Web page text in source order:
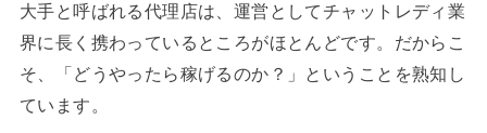
大手と呼ばれる代理店は、運営としてチャットレディ業
界に長く携わっているところがほとんどです。だからこ
そ、「どうやったら稼げるのか？」ということを熟知し
ています。